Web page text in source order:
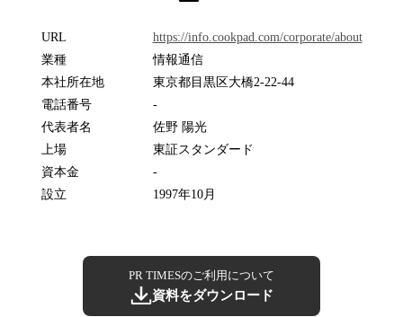
URL
https://info.cookpad.com/corporate/about
業種
情報通信
本社所在地
東京都目黒区大橋2-22-44
電話番号
-
代表者名
佐野 陽光
上場
東証スタンダード
資本金
-
設立
1997年10月
PR TIMESのご利用について
資料をダウンロード